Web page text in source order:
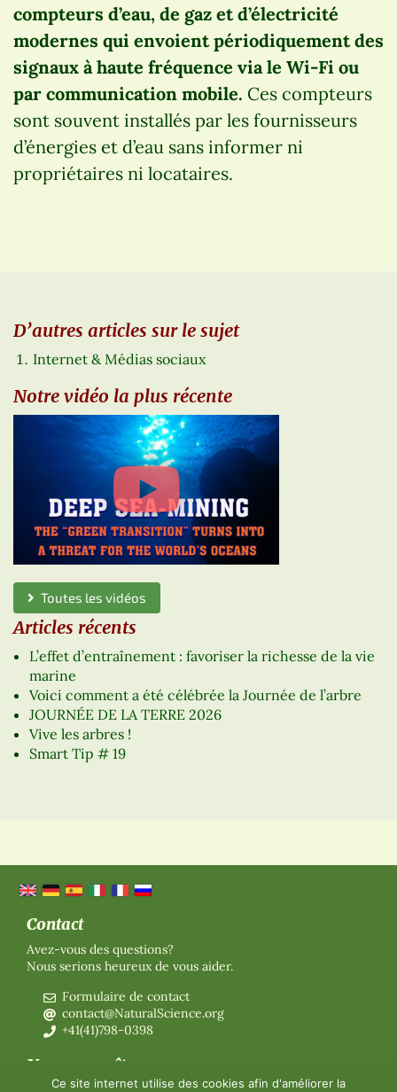
compteurs d’eau, de gaz et d’électricité
modernes qui envoient périodiquement des
signaux à haute fréquence via le Wi-Fi ou
par communication mobile. Ces compteurs
sont souvent installés par les fournisseurs
d’énergies et d’eau sans informer ni
propriétaires ni locataires.
D’autres articles sur le sujet
Internet & Médias sociaux
Notre vidéo la plus récente
Toutes les vidéos
Articles récents
L’effet d’entraînement : favoriser la richesse de la vie
marine
Voici comment a été célébrée la Journée de l’arbre
JOURNÉE DE LA TERRE 2026
Vive les arbres !
Smart Tip # 19
Contact
Avez-vous des questions?
Nous serions heureux de vous aider.
Formulaire de contact
contact@NaturalScience.org
+41(41)798-0398
Nous connaître
Ce site internet utilise des cookies afin d'améliorer la